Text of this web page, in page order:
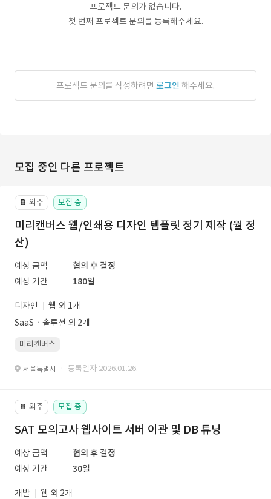
프로젝트 문의가 없습니다.
첫 번째 프로젝트 문의를 등록해주세요.
프로젝트 문의를 작성하려면 로그인 해주세요.
모집 중인 다른 프로젝트
📔 외주 모집 중
미리캔버스 웹/인쇄용 디자인 템플릿 정기 제작 (월 정
산)
예상 금액
협의 후 결정
예상 기간
180일
디자인
웹 외 1개
SaaSㆍ솔루션 외 2개
미리캔버스
서울특별시 · 등록일자 2026.01.26.
📔 외주 모집 중
SAT 모의고사 웹사이트 서버 이관 및 DB 튜닝
예상 금액
협의 후 결정
예상 기간
30일
개발
웹 외 2개